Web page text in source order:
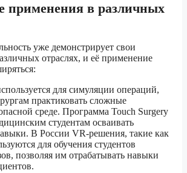
применения в различных
уже демонстрирует свои
отраслях, и её применение
для симуляции операций,
практиковать сложные
среде. Программа Touch Surgery
студентам осваивать
В России VR-решения, такие как
для обучения студентов
позволяя им отрабатывать навыки